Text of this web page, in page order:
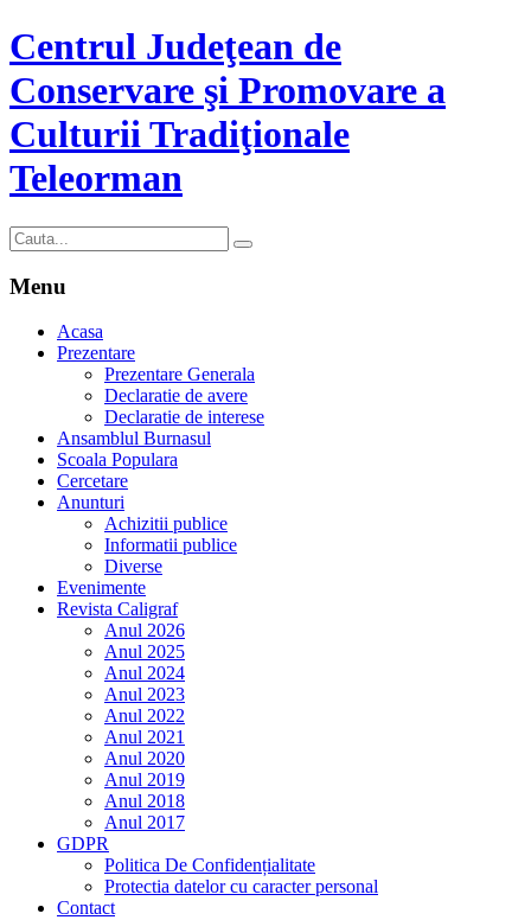
Centrul Judeţean de
Conservare şi Promovare a
Culturii Tradiţionale
Teleorman
Menu
Acasa
Prezentare
Prezentare Generala
Declaratie de avere
Declaratie de interese
Ansamblul Burnasul
Scoala Populara
Cercetare
Anunturi
Achizitii publice
Informatii publice
Diverse
Evenimente
Revista Caligraf
Anul 2026
Anul 2025
Anul 2024
Anul 2023
Anul 2022
Anul 2021
Anul 2020
Anul 2019
Anul 2018
Anul 2017
GDPR
Politica De Confidențialitate
Protectia datelor cu caracter personal
Contact